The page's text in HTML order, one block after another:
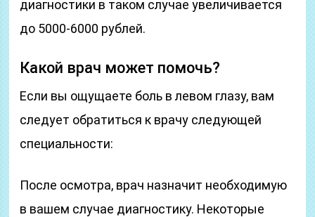
диагностики в таком случае увеличивается
до 5000-6000 рублей.
Какой врач может помочь?
Если вы ощущаете боль в левом глазу, вам
следует обратиться к врачу следующей
специальности:
После осмотра, врач назначит необходимую
в вашем случае диагностику. Некоторые